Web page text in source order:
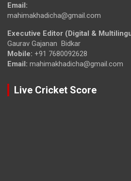
Email:
mahimakhadicha@gmail.com
Executive Editor (Digital &
Gaurav Gajanan Bidkar
Mobile: +91 7680092628
Email: mahimakhadicha@gmail.com
Live Cricket Score